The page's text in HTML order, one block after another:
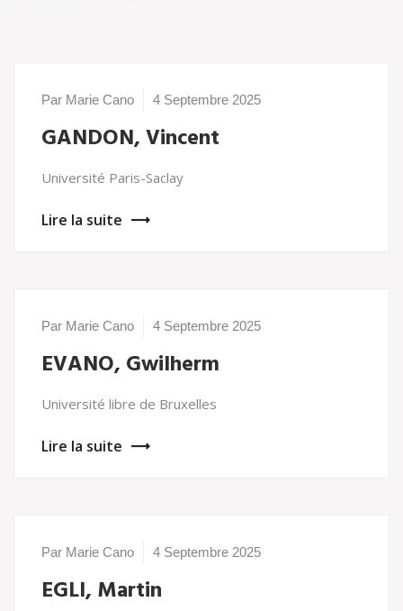
Par Marie Cano 4 Septembre 2025
GANDON, Vincent
Université Paris-Saclay
Lire la suite
Par Marie Cano 4 Septembre 2025
EVANO, Gwilherm
Université libre de Bruxelles
Lire la suite
Par Marie Cano 4 Septembre 2025
EGLI, Martin